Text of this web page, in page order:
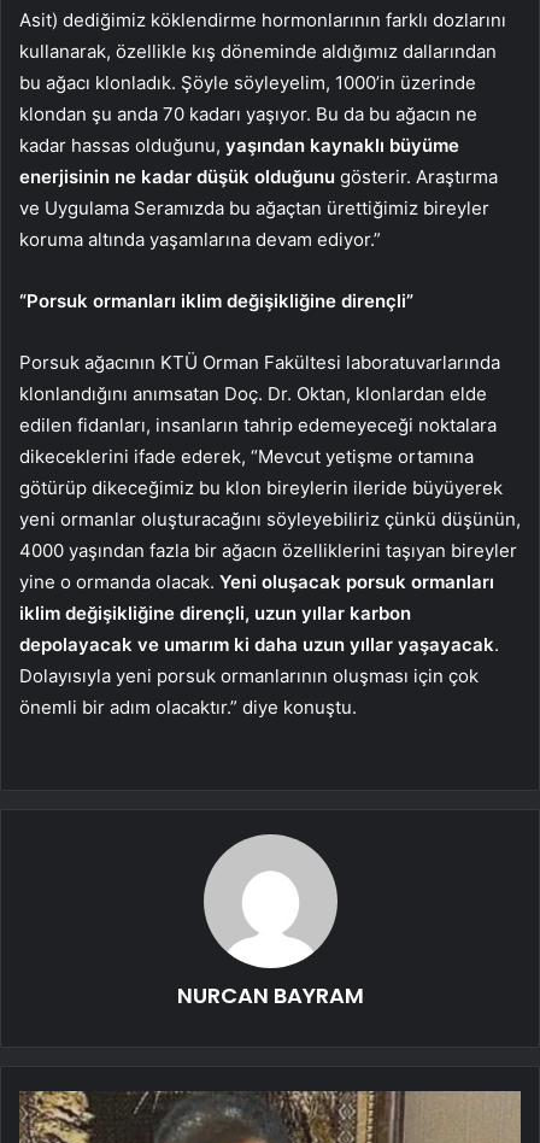
Asit) dediğimiz köklendirme hormonlarının farklı dozlarını
kullanarak, özellikle kış döneminde aldığımız dallarından
bu ağacı klonladık. Şöyle söyleyelim, 1000’in üzerinde
klondan şu anda 70 kadarı yaşıyor. Bu da bu ağacın ne
kadar hassas olduğunu, yaşından kaynaklı büyüme
enerjisinin ne kadar düşük olduğunu gösterir. Araştırma
ve Uygulama Seramızda bu ağaçtan ürettiğimiz bireyler
koruma altında yaşamlarına devam ediyor.”
“Porsuk ormanları iklim değişikliğine dirençli”
Porsuk ağacının KTÜ Orman Fakültesi laboratuvarlarında
klonlandığını anımsatan Doç. Dr. Oktan, klonlardan elde
edilen fidanları, insanların tahrip edemeyeceği noktalara
dikeceklerini ifade ederek, “Mevcut yetişme ortamına
götürüp dikeceğimiz bu klon bireylerin ileride büyüyerek
yeni ormanlar oluşturacağını söyleyebiliriz çünkü düşünün,
4000 yaşından fazla bir ağacın özelliklerini taşıyan bireyler
yine o ormanda olacak. Yeni oluşacak porsuk ormanları
iklim değişikliğine dirençli, uzun yıllar karbon
depolayacak ve umarım ki daha uzun yıllar yaşayacak.
Dolayısıyla yeni porsuk ormanlarının oluşması için çok
önemli bir adım olacaktır.” diye konuştu.
NURCAN BAYRAM